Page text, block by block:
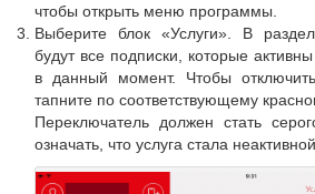
чтобы открыть меню программы.
Выберите блок «Услуги». В
будут все подписки, которые
в данный момент. Чтобы
тапните по соответствующему
Переключатель должен стать
означать, что услуга стала неактивной.